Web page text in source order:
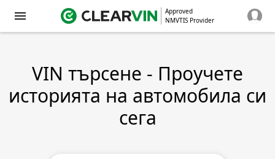
Approved
NMVTIS Provider
VIN търсене - Проучете
историята на автомобила си
сега